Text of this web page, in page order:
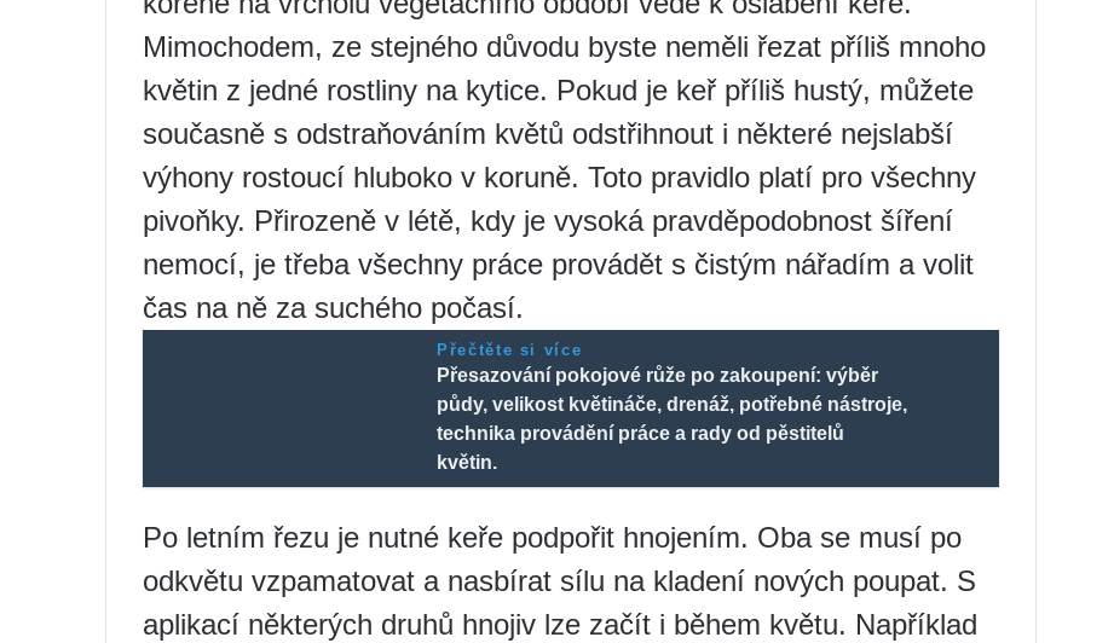
Mimochodem, ze stejného důvodu byste neměli řezat příliš mnoho
květin z jedné rostliny na kytice. Pokud je keř příliš hustý, můžete
současně s odstraňováním květů odstřihnout i některé nejslabší
výhony rostoucí hluboko v koruně. Toto pravidlo platí pro všechny
pivoňky. Přirozeně v létě, kdy je vysoká pravděpodobnost šíření
nemocí, je třeba všechny práce provádět s čistým nářadím a volit
čas na ně za suchého počasí.
Přečtěte si více
Přesazování pokojové růže po zakoupení: výběr
půdy, velikost květináče, drenáž, potřebné nástroje,
technika provádění práce a rady od pěstitelů
květin.
Po letním řezu je nutné keře podpořit hnojením. Oba se musí po
odkvětu vzpamatovat a nasbírat sílu na kladení nových poupat. S
aplikací některých druhů hnojiv lze začít i během květu. Například